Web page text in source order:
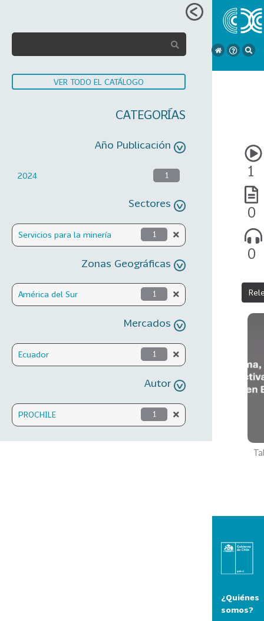
VER TODO EL CATÁLOGO
CATEGORÍAS
Año Publicación
2024 1
Sectores
Servicios para la minería 1
Zonas Geográficas
América del Sur 1
Mercados
Ecuador 1
Autor
PROCHILE 1
1
0
0
¿Quiénes
somos?